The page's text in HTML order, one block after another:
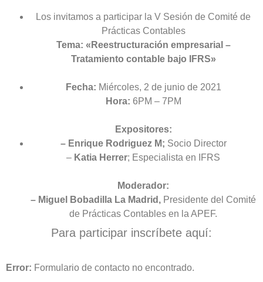
Los invitamos a participar la V Sesión de Comité de
Prácticas Contables
Tema: «Reestructuración empresarial –
Tratamiento contable bajo IFRS»
Fecha: Miércoles, 2 de junio de 2021
Hora: 6PM – 7PM
Expositores:
– Enrique Rodriguez M; Socio Director
– Katia Herrer; Especialista en IFRS
Moderador:
– Miguel Bobadilla La Madrid, Presidente del Comité
de Prácticas Contables en la APEF.
Para participar inscríbete aquí:
Error: Formulario de contacto no encontrado.